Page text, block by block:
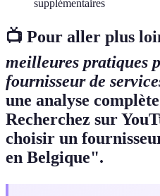
supplémentaires
📺 Pour aller plus
meilleures pratiques
fournisseur de
une analyse
Recherchez sur
choisir un
en Belgique".